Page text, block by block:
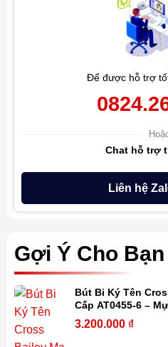
Để được hỗ trợ
Chat hỗ trợ
Liên hệ
Gợi Ý Cho Bạn
Bút Bi Ký Tên
Cấp AT0455-6 –
Refill Dễ Dàng,
3.200.000 ₫